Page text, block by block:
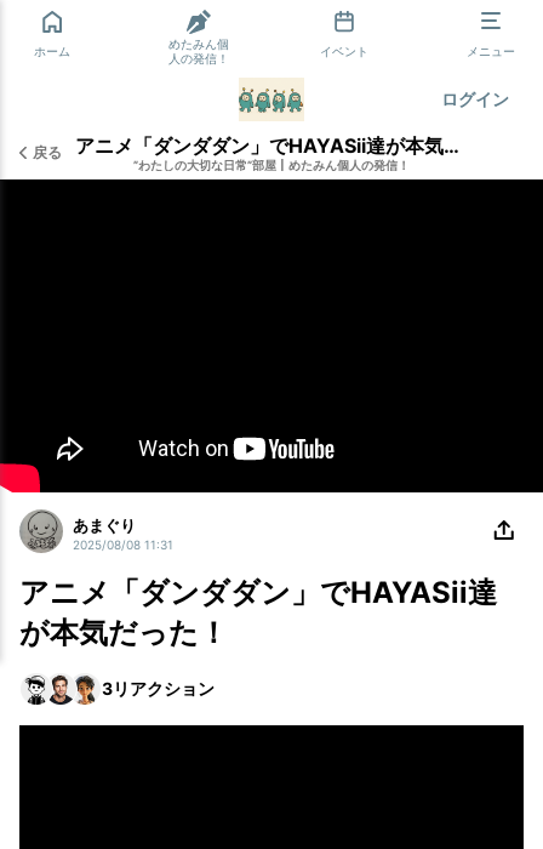
ホーム
めたみん個
人の発信！
イベント メニュー
ログイン
戻る アニメ「ダンダダン」でHAYASii達が本気だった！
”わたしの大切な日常”部屋 めたみん個人の発信！
あまぐり
2025/08/08 11:31
アニメ「ダンダダン」でHAYASii達
が本気だった！
3リアクション